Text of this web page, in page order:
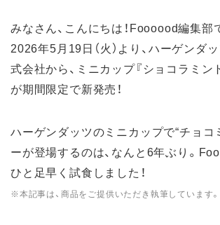
みなさん、こんにちは！Foooood編集部
2026年5月19日（火）より、ハーゲンダ
式会社から、ミニカップ『ショコラミン
が期間限定で新発売！
ハーゲンダッツのミニカップで“チョコ
ーが登場するのは、なんと6年ぶり。
ひと足早く試食しました！
※本記事は、商品をご提供いただき執筆しています。